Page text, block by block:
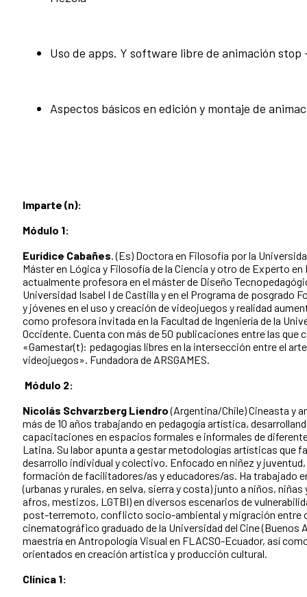
Uso de apps. Y software libre de animación stop
Aspectos básicos en edición y montaje de
Imparte (n):
Módulo 1:
Eurídice Cabañes. (Es) Doctora en Filosofía por la
Máster en Lógica y Filosofía de la Ciencia y otro de Experto
actualmente profesora en el máster de Diseño
Universidad Isabel I de Castilla y en el Programa de posgrado
y jóvenes en el uso y creación de videojuegos y realidad
como profesora invitada en la Facultad de Ingeniería de la
Occidente. Cuenta con más de 50 publicaciones entre las que
«Gamestar(t): pedagogías libres en la intersección entre el
videojuegos». Fundadora de ARSGAMES.
Módulo 2:
Nicolás Schvarzberg Liendro(Argentina/Chile) Cineasta y
más de 10 años trabajando en pedagogía artística,
capacitaciones en espacios formales e informales de
Latina. Su labor apunta a gestar metodologías artísticas que
desarrollo individual y colectivo. Enfocado en niñez y
formación de facilitadores/as y educadores/as. Ha trabajado
(urbanas y rurales, en selva, sierra y costa) junto a niños, niñas
afros, mestizos, LGTBI) en diversos escenarios de
post-terremoto, conflicto socio-ambiental y migración entre
cinematográfico graduado de la Universidad del Cine (Buenos
maestría en Antropología Visual en FLACSO-Ecuador, así
orientados en creación artística y producción cultural.
Clínica 1: